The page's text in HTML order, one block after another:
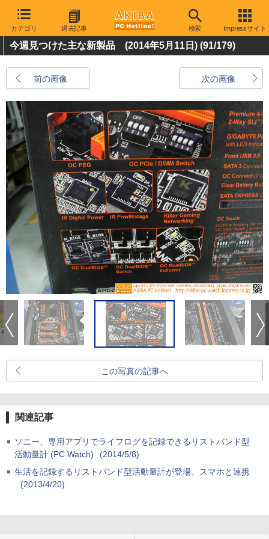
カテゴリ 過去記事 検索 Impressサイト
今週見つけた主な新製品 (2014年5月11日) (91/179)
前の画像 次の画像
この写真の記事へ
関連記事
ソニー、専用アプリでライフログを記録できるリストバンド型
活動量計 (PC Watch)
(2014/5/8)
生活を記録するリストバンド型活動量計が登場、スマホと連携
(2013/4/20)